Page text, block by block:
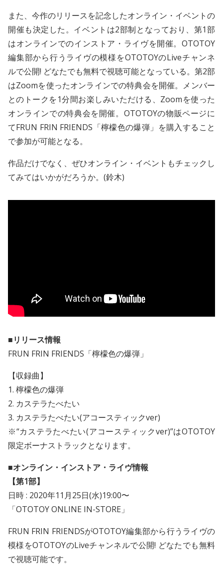
また、今作のリリースを記念したオンライン・イベントの
開催も決定した。イベントは2部制となっており、第1部
はオンラインでのインストア・ライヴを開催。OTOTOY
編集部から行うライヴの模様をOTOTOYのLiveチャンネ
ルで公開! どなたでも無料で視聴可能となっている。第2部
はZoomを使ったオンラインでの特典会を開催。メンバー
とのトークを1分間お楽しみいただける、Zoomを使った
オンラインでの特典会を開催。OTOTOYの物販ページに
てFRUN FRIN FRIENDS「檸檬色の爆弾」を購入すること
で参加が可能となる。
作品だけでなく、ぜひオンライン・イベントもチェックし
てみてはいかがだろうか。(鈴木)
■リリース情報
FRUN FRIN FRIENDS「檸檬色の爆弾」
【収録曲】
1. 檸檬色の爆弾
2. カステラたべたい
3. カステラたべたい(アコースティックver)
※“カステラたべたい(アコースティックver)”はOTOTOY
限定ボーナストラックとなります。
■オンライン・インストア・ライヴ情報
【第1部】
日時 : 2020年11月25日(水)19:00〜
「OTOTOY ONLINE IN-STORE」
FRUN FRIN FRIENDSがOTOTOY編集部から行うライヴの
模様をOTOTOYのLiveチャンネルで公開! どなたでも無料
で視聴可能です。